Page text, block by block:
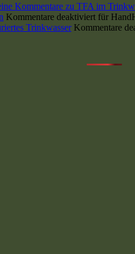
Kommentare zu TFA im
Kommentare deaktiviert für
Trinkwasser Kommentare